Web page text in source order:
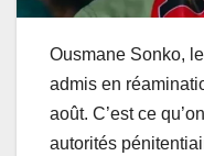
Ousmane Sonko,
admis en
août. C’est ce
autorités